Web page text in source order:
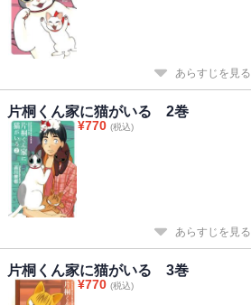
あらすじを見る
片桐くん家に猫がいる 2巻
¥770 (税込)
あらすじを見る
片桐くん家に猫がいる 3巻
¥770 (税込)